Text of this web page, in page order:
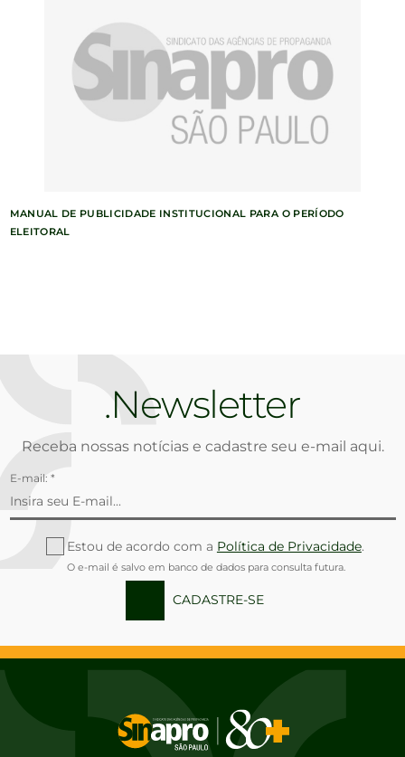
MANUAL DE PUBLICIDADE INSTITUCIONAL PARA O PERÍODO
ELEITORAL
Newsletter
Receba nossas notícias e cadastre seu e-mail aqui.
E-mail: *
Estou de acordo com a Política de Privacidade.
O e-mail é salvo em banco de dados para consulta futura.
CADASTRE-SE